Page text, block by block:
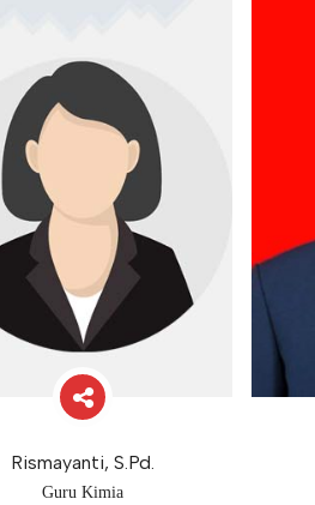
Rismayanti, S.Pd.
Guru Kimia